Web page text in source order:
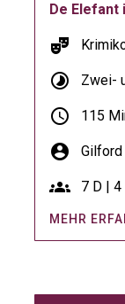
De Elefant
theater_comedy
timelapse Zwei-
schedule 115
account_circle Gilford
groups 7 D |
MEHR